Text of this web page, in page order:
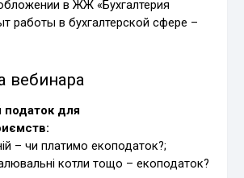
в ЖЖ «Бухгалтерия
работы в бухгалтерской сфере –
вебинара
податок для
– чи платимо екоподаток?;
котли тощо – екоподаток?